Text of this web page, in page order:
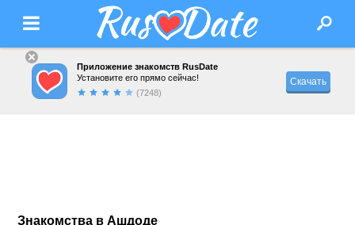
Приложение знакомств RusDate
Установите его прямо сейчас!
(7248)
Скачать
Знакомства в Ашдоде